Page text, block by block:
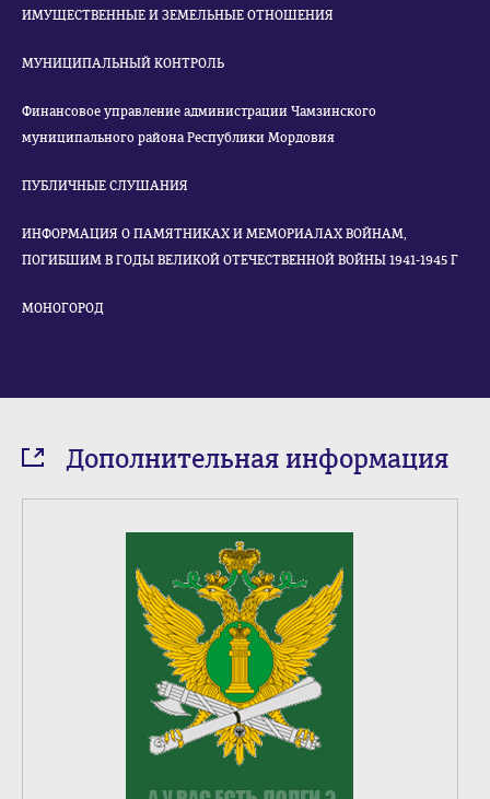
ИМУЩЕСТВЕННЫЕ И ЗЕМЕЛЬНЫЕ ОТНОШЕНИЯ
МУНИЦИПАЛЬНЫЙ КОНТРОЛЬ
Финансовое управление администрации Чамзинского
муниципального района Республики Мордовия
ПУБЛИЧНЫЕ СЛУШАНИЯ
ИНФОРМАЦИЯ О ПАМЯТНИКАХ И МЕМОРИАЛАХ ВОЙНАМ,
ПОГИБШИМ В ГОДЫ ВЕЛИКОЙ ОТЕЧЕСТВЕННОЙ ВОЙНЫ 1941-1945 Г
МОНОГОРОД
Дополнительная информация